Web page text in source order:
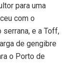
para uma
com o
e a Toff,
de gengibre
o Porto de